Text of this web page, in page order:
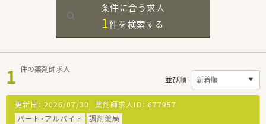
条件に合う求人
1件を検索する
1 件の薬剤師求人
並び順
更新日： 2026/07/30 薬剤師求人ID： 677957
パート・アルバイト
調剤薬局